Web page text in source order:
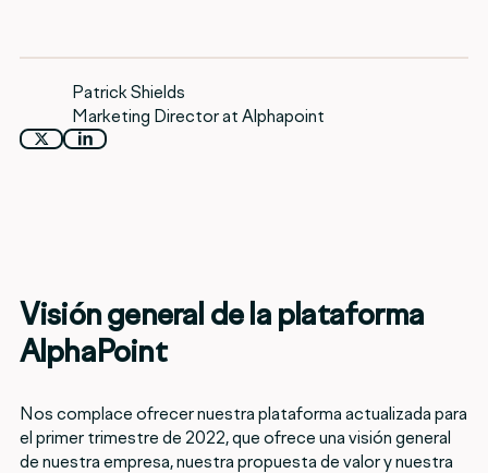
Patrick Shields
Marketing Director at Alphapoint
Visión general de la plataforma
AlphaPoint
Nos complace ofrecer nuestra plataforma actualizada para
el primer trimestre de 2022, que ofrece una visión general
de nuestra empresa, nuestra propuesta de valor y nuestra